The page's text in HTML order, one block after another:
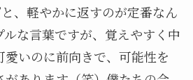
、軽やかに返すのが定番なん
な言葉ですが、覚えやすく中
いのに前向きで、可能性を